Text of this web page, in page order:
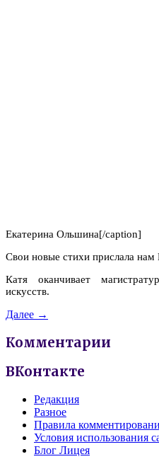
Екатерина Ольшина[/caption]
Свои новые стихи прислала
Катя оканчивает
искусств.
Далее →
Комментарии
ВКонтакте
Редакция
Разное
Правила
Условия использования
Блог Лицея